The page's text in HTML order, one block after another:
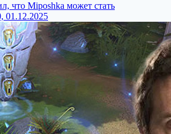
что Miposhka может стать
01.12.2025